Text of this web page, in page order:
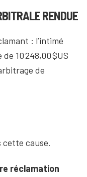
RENDUE
: l’intimé
10 248,00 $US
de
cette cause.
réclamation